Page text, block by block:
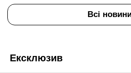
Всі
Ексклюзив